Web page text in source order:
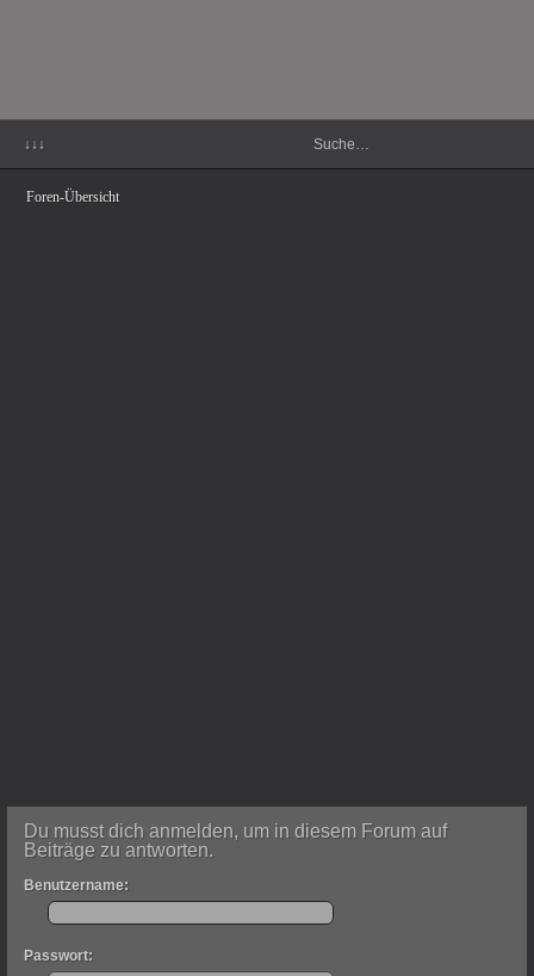
↓↓↓
Foren-Übersicht
Du musst dich anmelden, um in diesem Forum auf
Beiträge zu antworten.
Benutzername:
Passwort: